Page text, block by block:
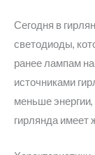
Сегодня в
светодиоды,
ранее лампам
источниками
меньше
гирлянда имеет